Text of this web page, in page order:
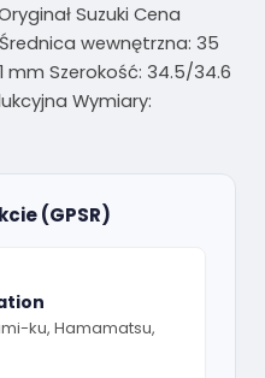
Suzuki Cena
wewnętrzna: 35
mm Szerokość: 34.5/34.6
Wymiary:
(GPSR)
ku, Hamamatsu,